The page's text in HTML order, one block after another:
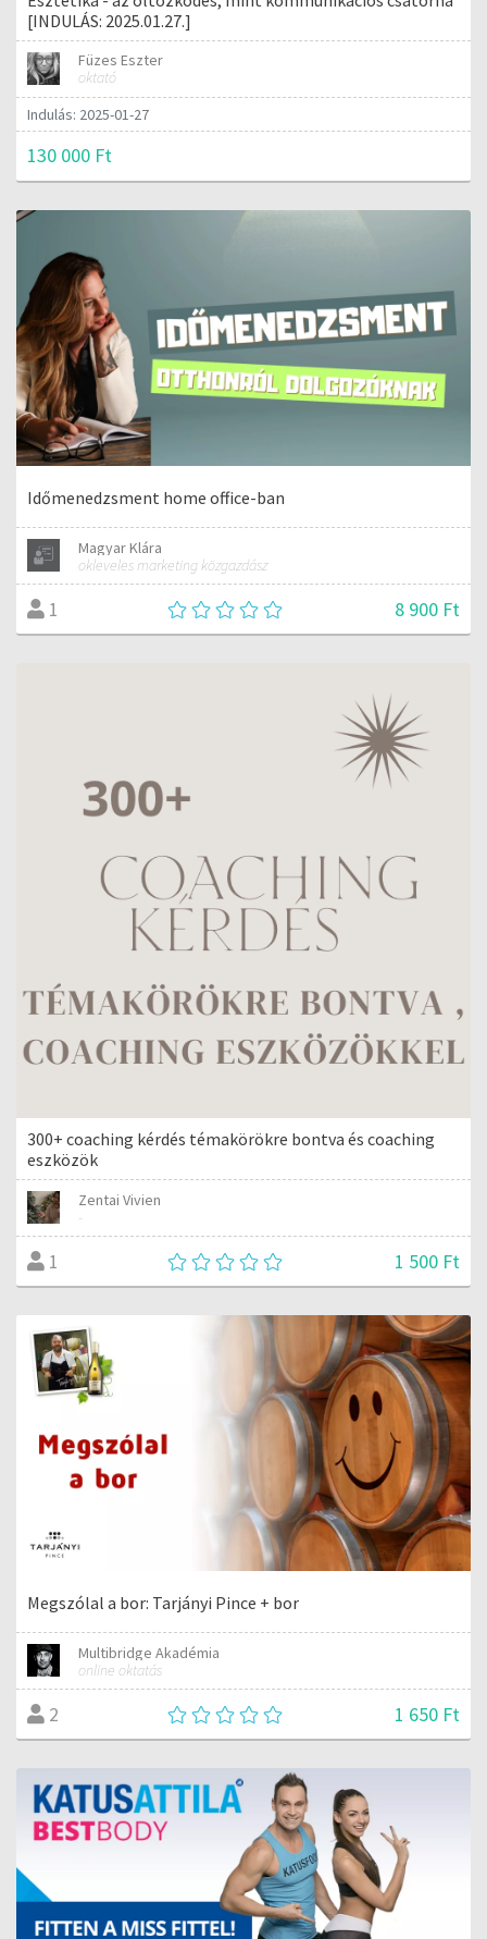
[INDULÁS: 2025.01.27.]
Füzes Eszter
oktató
Indulás: 2025-01-27
130 000 Ft
Időmenedzsment home office-ban
Magyar Klára
okleveles marketing közgazdász
1 8 900 Ft
300+ coaching kérdés témakörökre bontva és coaching
eszközök
Zentai Vivien
-
1 1 500 Ft
Megszólal a bor: Tarjányi Pince + bor
Multibridge Akadémia
online oktatás
2 1 650 Ft